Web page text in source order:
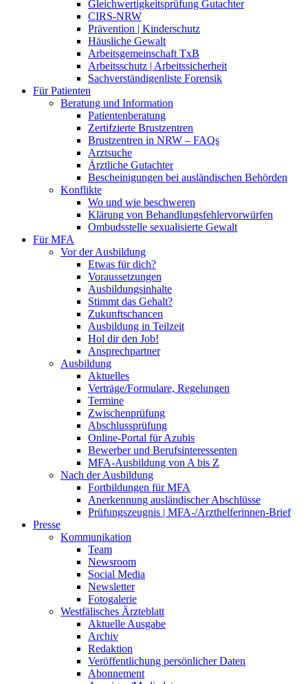
Gleichwertigkeitsprüfung Gutachter
CIRS-NRW
Prävention | Kinderschutz
Häusliche Gewalt
Arbeitsgemeinschaft TxB
Arbeitsschutz | Arbeitssicherheit
Sachverständigenliste Forensik
Für Patienten
Beratung und Information
Patientenberatung
Zertifzierte Brustzentren
Brustzentren in NRW – FAQs
Arztsuche
Ärztliche Gutachter
Bescheinigungen bei ausländischen Behörden
Konflikte
Wo und wie beschweren
Klärung von Behandlungsfehlervorwürfen
Ombudsstelle sexualisierte Gewalt
Für MFA
Vor der Ausbildung
Etwas für dich?
Voraussetzungen
Ausbildungsinhalte
Stimmt das Gehalt?
Zukunftschancen
Ausbildung in Teilzeit
Hol dir den Job!
Ansprechpartner
Ausbildung
Aktuelles
Verträge/Formulare, Regelungen
Termine
Zwischenprüfung
Abschlussprüfung
Online-Portal für Azubis
Bewerber und Berufsinteressenten
MFA-Ausbildung von A bis Z
Nach der Ausbildung
Fortbildungen für MFA
Anerkennung ausländischer Abschlüsse
Prüfungszeugnis | MFA-/Arzthelferinnen-Brief
Presse
Kommunikation
Team
Newsroom
Social Media
Newsletter
Fotogalerie
Westfälisches Ärzteblatt
Aktuelle Ausgabe
Archiv
Redaktion
Veröffentlichung persönlicher Daten
Abonnement